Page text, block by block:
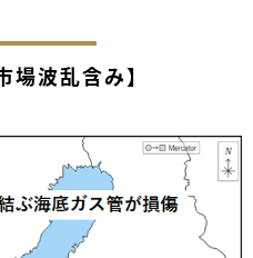
場波乱含み】